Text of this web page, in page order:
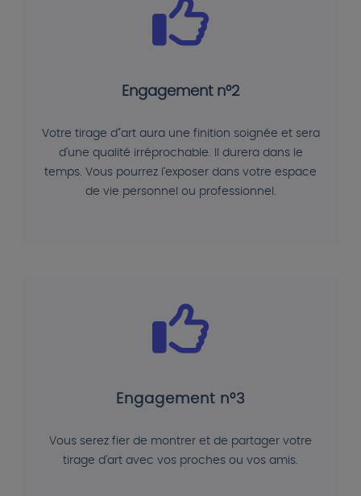
Engagement n°2
Votre tirage d"art aura une finition soignée et sera
d'une qualité irréprochable. Il durera dans le
temps. Vous pourrez l'exposer dans votre espace
de vie personnel ou professionnel.
Engagement n°3
Vous serez fier de montrer et de partager votre
tirage d'art avec vos proches ou vos amis.